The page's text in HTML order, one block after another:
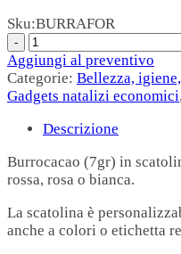
Sku:BURRAFOR
Aggiungi al preventivo
Categorie: Bellezza,
Gadgets natalizi economici,
Descrizione
Burrocacao (7gr) in
rossa, rosa o bianca.
La scatolina è
anche a colori o etichetta